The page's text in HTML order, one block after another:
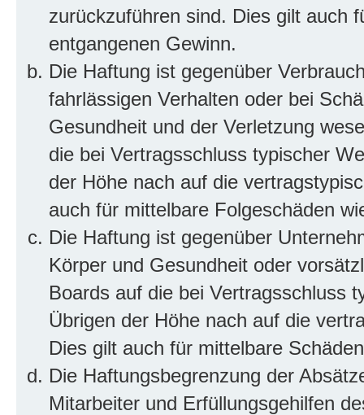
zurückzuführen sind. Dies gilt auch
entgangenen Gewinn.
Die Haftung ist gegenüber
fahrlässigen Verhalten oder bei
Gesundheit und der Verletzung
die bei Vertragsschluss typischer
der Höhe nach auf die
auch für mittelbare Folgeschäden
Die Haftung ist gegenüber
Körper und Gesundheit oder
Boards auf die bei Vertragsschluss
Übrigen der Höhe nach auf die
Dies gilt auch für mittelbare
Die Haftungsbegrenzung der
Mitarbeiter und Erfüllungsgehilfen